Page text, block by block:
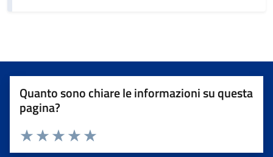
Quanto sono chiare le informazioni su questa
pagina?
Valuta da 1 a 5 stelle la pagina
Valuta 5 stelle su 5
Valuta 4 stelle su 5
Valuta 3 stelle su 5
Valuta 2 stelle su 5
Valuta 1 stelle su 5